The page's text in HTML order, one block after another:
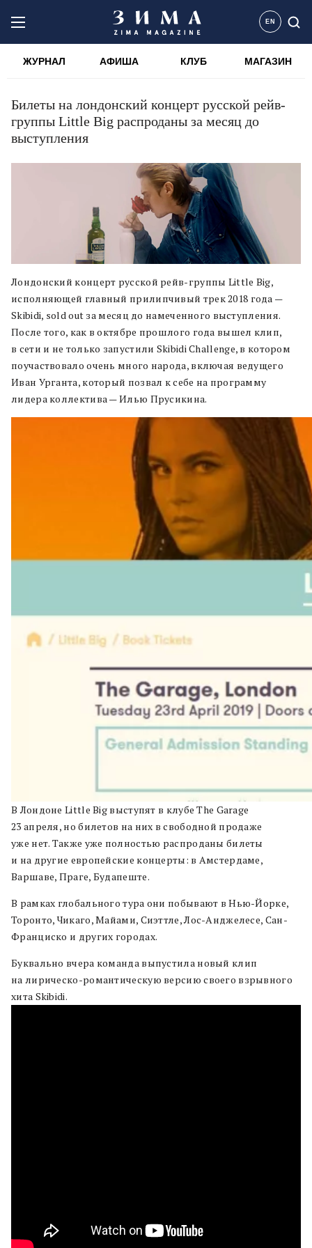
EN
ЖУРНАЛ АФИША КЛУБ МАГАЗИН
Билеты на лондонский концерт русской рейв-
группы Little Big распроданы за месяц до
выступления
Лондонский концерт русской рейв-группы Little Big,
исполняющей главный прилипчивый трек 2018 года —
Skibidi, sold out за месяц до намеченного выступления.
После того, как в октябре прошлого года вышел клип,
в сети и не только запустили Skibidi Challenge, в котором
поучаствовало очень много народа, включая ведущего
Иван Урганта, который позвал к себе на программу
лидера коллектива — Илью Прусикина.
В Лондоне Little Big выступят в клубе The Garage
23 апреля, но билетов на них в свободной продаже
уже нет. Также уже полностью распроданы билеты
и на другие европейские концерты: в Амстердаме,
Варшаве, Праге, Будапеште.
В рамках глобального тура они побывают в Нью-Йорке,
Торонто, Чикаго, Майами, Сиэттле, Лос-Анджелесе, Сан-
Франциско и других городах.
Буквально вчера команда выпустила новый клип
на лирическо-романтическую версию своего взрывного
хита Skibidi.